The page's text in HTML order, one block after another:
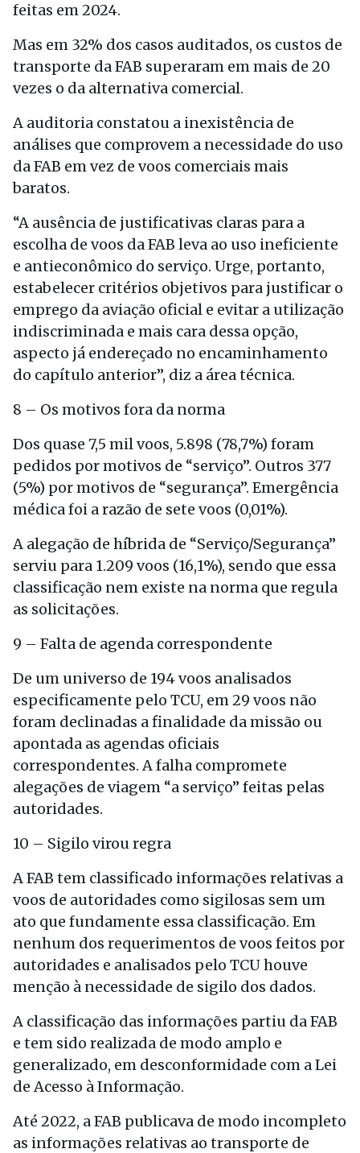
feitas em 2024.
Mas em 32% dos casos auditados, os custos de
transporte da FAB superaram em mais de 20
vezes o da alternativa comercial.
A auditoria constatou a inexistência de
análises que comprovem a necessidade do uso
da FAB em vez de voos comerciais mais
baratos.
“A ausência de justificativas claras para a
escolha de voos da FAB leva ao uso ineficiente
e antieconômico do serviço. Urge, portanto,
estabelecer critérios objetivos para justificar o
emprego da aviação oficial e evitar a utilização
indiscriminada e mais cara dessa opção,
aspecto já endereçado no encaminhamento
do capítulo anterior”, diz a área técnica.
8 – Os motivos fora da norma
Dos quase 7,5 mil voos, 5.898 (78,7%) foram
pedidos por motivos de “serviço”. Outros 377
(5%) por motivos de “segurança”. Emergência
médica foi a razão de sete voos (0,01%).
A alegação de híbrida de “Serviço/Segurança”
serviu para 1.209 voos (16,1%), sendo que essa
classificação nem existe na norma que regula
as solicitações.
9 – Falta de agenda correspondente
De um universo de 194 voos analisados
especificamente pelo TCU, em 29 voos não
foram declinadas a finalidade da missão ou
apontada as agendas oficiais
correspondentes. A falha compromete
alegações de viagem “a serviço” feitas pelas
autoridades.
10 – Sigilo virou regra
A FAB tem classificado informações relativas a
voos de autoridades como sigilosas sem um
ato que fundamente essa classificação. Em
nenhum dos requerimentos de voos feitos por
autoridades e analisados pelo TCU houve
menção à necessidade de sigilo dos dados.
A classificação das informações partiu da FAB
e tem sido realizada de modo amplo e
generalizado, em desconformidade com a Lei
de Acesso à Informação.
Até 2022, a FAB publicava de modo incompleto
as informações relativas ao transporte de